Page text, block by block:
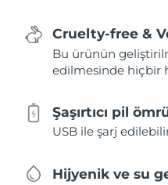
Cruelty-free &
Bu ürünün
edilmesinde hiçbir
Şaşırtıcı pil
USB ile şarj
Hijyenik ve su